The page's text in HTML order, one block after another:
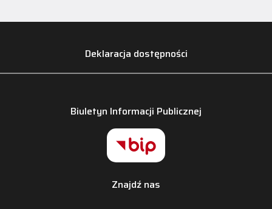
Deklaracja dostępności
Biuletyn Informacji Publicznej
Znajdź nas